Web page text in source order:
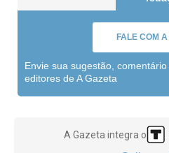
FALE COM
Envie sua sugestão,
editores de A Gazeta
A Gazeta integra o